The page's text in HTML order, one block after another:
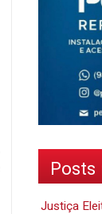
Posts
Justiça